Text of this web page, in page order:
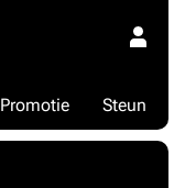
Steun
Promotie